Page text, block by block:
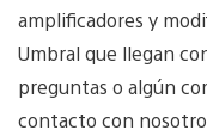
amplificadores y
Umbral que llegan
preguntas o algún
contacto con